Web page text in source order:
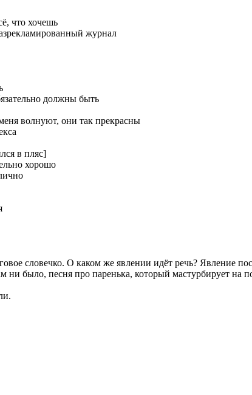
что хочешь
журнал
должны быть
волнуют, они так прекрасны
в пляс]
хорошо
словечко. О каком же явлении идёт речь? Явление
ни было, песня про паренька, который мастурбирует на